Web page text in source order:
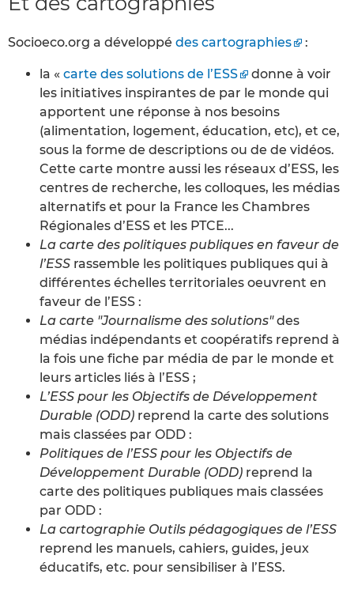
Socioeco.org a développé des cartographies :
la « carte des solutions de l’ESS
donne à voir
les initiatives inspirantes de par le monde qui
apportent une réponse à nos besoins
(alimentation, logement, éducation, etc), et ce,
sous la forme de descriptions ou de de vidéos.
Cette carte montre aussi les réseaux d’ESS, les
centres de recherche, les colloques, les médias
alternatifs et pour la France les Chambres
Régionales d’ESS et les PTCE...
La carte des politiques publiques en faveur de
l’ESS rassemble les politiques publiques qui à
différentes échelles territoriales oeuvrent en
faveur de l’ESS :
La carte "Journalisme des solutions"des
médias indépendants et coopératifs reprend à
la fois une fiche par média de par le monde et
leurs articles liés à l’ESS ;
L’ESS pour les Objectifs de Développement
Durable (ODD) reprend la carte des solutions
mais classées par ODD :
Politiques de l’ESS pour les Objectifs de
Développement Durable (ODD) reprend la
carte des politiques publiques mais classées
par ODD :
La cartographie Outils pédagogiques de l’ESS
reprend les manuels, cahiers, guides, jeux
éducatifs, etc. pour sensibiliser à l’ESS.